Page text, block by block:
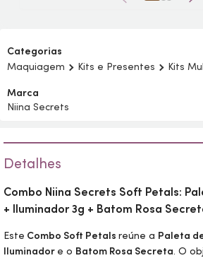
Categorias
Maquiagem
Kits e Presentes Kits
Marca
Niina Secrets
Detalhes
Combo Niina Secrets Soft Petals:
+ Iluminador 3g + Batom Rosa
Este Combo Soft Petals reúne a Paleta
Iluminador e o Batom Rosa Secreta. O